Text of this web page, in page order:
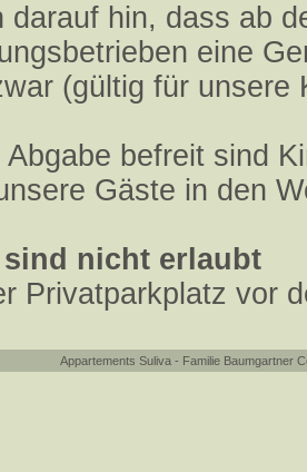
darauf hin, dass ab
eine
(gültig für unsere
Abgabe befreit sind
Gäste in den
sind nicht erlaubt
Privatparkplatz vor
Appartements Suliva - Familie Baumgartner